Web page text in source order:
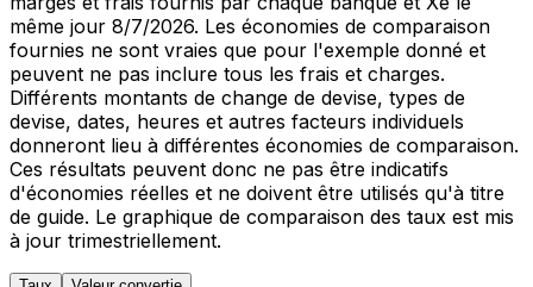
même jour 8/7/2026. Les économies de comparaison
fournies ne sont vraies que pour l'exemple donné et
peuvent ne pas inclure tous les frais et charges.
Différents montants de change de devise, types de
devise, dates, heures et autres facteurs individuels
donneront lieu à différentes économies de comparaison.
Ces résultats peuvent donc ne pas être indicatifs
d'économies réelles et ne doivent être utilisés qu'à titre
de guide. Le graphique de comparaison des taux est mis
à jour trimestriellement.